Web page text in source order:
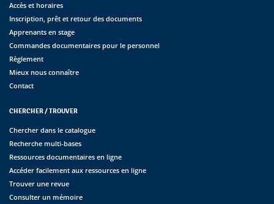
Accès et horaires
Inscription, prêt et retour des documents
Apprenants en stage
Commandes documentaires pour le personnel
Règlement
Mieux nous connaître
Contact
CHERCHER / TROUVER
Chercher dans le catalogue
Recherche multi-bases
Ressources documentaires en ligne
Accéder facilement aux ressources en ligne
Trouver une revue
Consulter un mémoire